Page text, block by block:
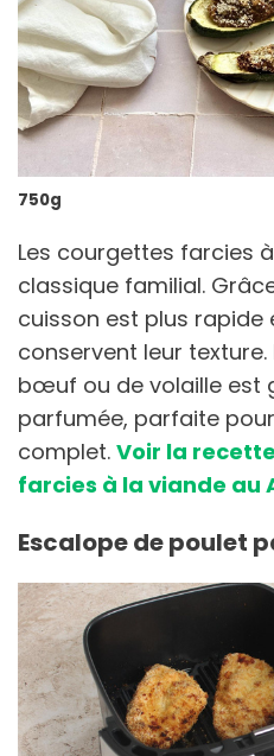
750g
Les courgettes farcies
classique familial.
cuisson est plus rapide
conservent leur
bœuf ou de volaille est
parfumée, parfaite
complet. Voir la
farcies à la viande au
Escalope de poulet